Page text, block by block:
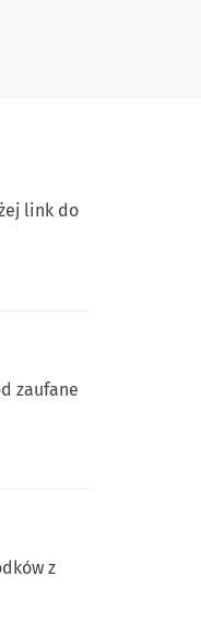
link do
zaufane
z